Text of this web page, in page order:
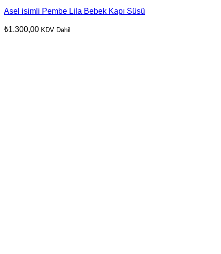
Asel isimli Pembe Lila Bebek Kapı Süsü
₺1.300,00 KDV Dahil